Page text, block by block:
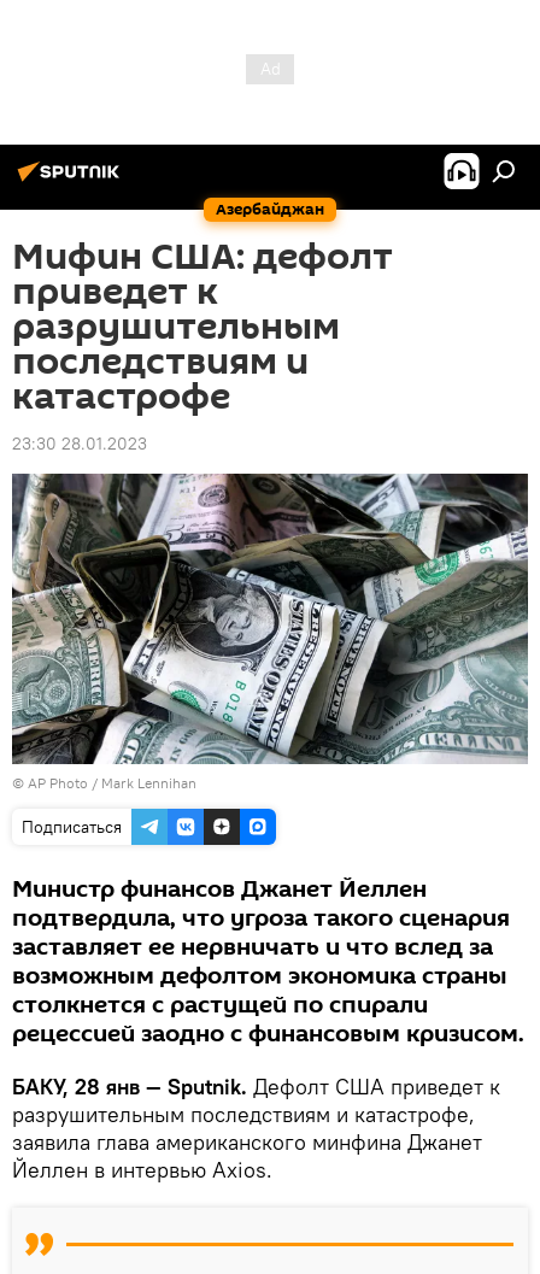
Азербайджан
Мифин США: дефолт
приведет к
разрушительным
последствиям и
катастрофе
23:30 28.01.2023
© AP Photo / Mark Lennihan
Подписаться
Министр финансов Джанет Йеллен
подтвердила, что угроза такого сценария
заставляет ее нервничать и что вслед за
возможным дефолтом экономика страны
столкнется с растущей по спирали
рецессией заодно с финансовым кризисом.
БАКУ, 28 янв — Sputnik. Дефолт США приведет к
разрушительным последствиям и катастрофе,
заявила глава американского минфина Джанет
Йеллен в интервью Axios.